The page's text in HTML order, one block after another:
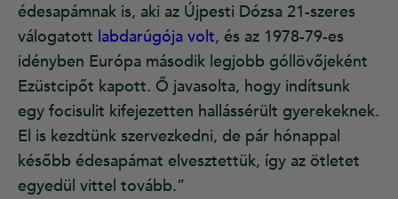
édesapámnak is, aki az Újpesti Dózsa 21-szeres
válogatott labdarúgója volt, és az 1978-79-es
idényben Európa második legjobb góllövőjeként
Ezüstcipőt kapott. Ő javasolta, hogy indítsunk
egy focisulit kifejezetten hallássérült gyerekeknek.
El is kezdtünk szervezkedni, de pár hónappal
később édesapámat elvesztettük, így az ötletet
egyedül vittel tovább.”